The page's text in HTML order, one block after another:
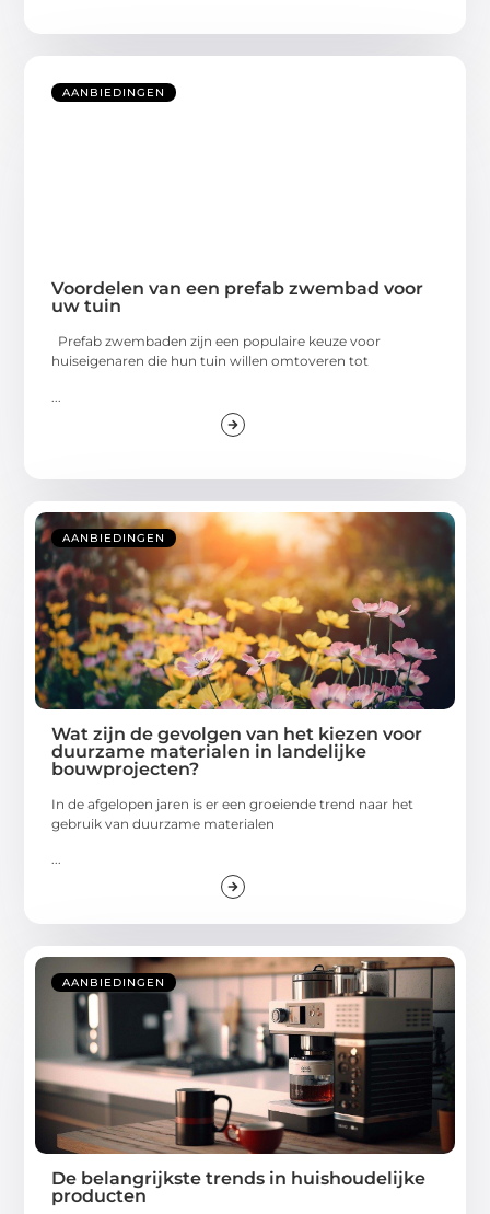
AANBIEDINGEN
Voordelen van een prefab zwembad voor
uw tuin
Prefab zwembaden zijn een populaire keuze voor
huiseigenaren die hun tuin willen omtoveren tot
AANBIEDINGEN
Wat zijn de gevolgen van het kiezen voor
duurzame materialen in landelijke
bouwprojecten?
In de afgelopen jaren is er een groeiende trend naar het
gebruik van duurzame materialen
...
AANBIEDINGEN
De belangrijkste trends in huishoudelijke
producten